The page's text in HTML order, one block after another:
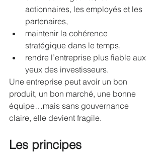
actionnaires, les employés et les
partenaires,
maintenir la cohérence
stratégique dans le temps,
rendre l’entreprise plus fiable aux
yeux des investisseurs.
Une entreprise peut avoir un bon
produit, un bon marché, une bonne
équipe…mais sans gouvernance
claire, elle devient fragile.
Les principes